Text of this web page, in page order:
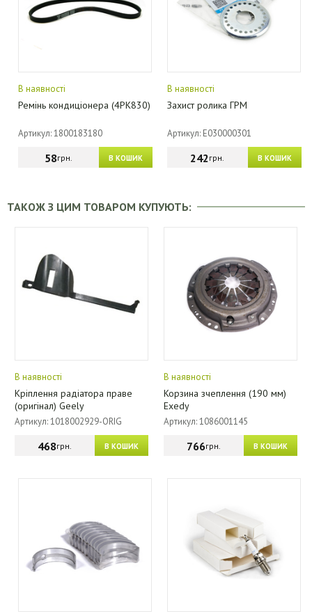
В наявності
Ремінь кондиціонера (4PK830)
Артикул: 1800183180
В КОШИК
58грн.
В наявності
Захист ролика ГРМ
Артикул: E030000301
В КОШИК
242грн.
ТАКОЖ З ЦИМ ТОВАРОМ КУПУЮТЬ:
В наявності
Кріплення радіатора праве
(оригінал) Geely
Артикул: 1018002929-ORIG
В КОШИК
468грн.
В наявності
Корзина зчеплення (190 мм)
Exedy
Артикул: 1086001145
В КОШИК
766грн.